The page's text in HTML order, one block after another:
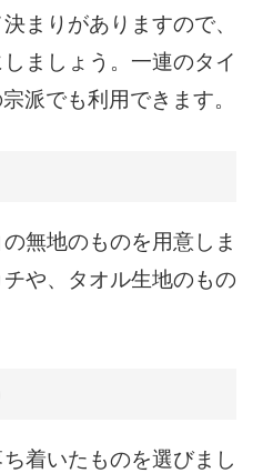
まりがありますので、
ましょう。一連のタイ
派でも利用できます。
無地のものを用意しま
や、タオル生地のもの
着いたものを選びまし